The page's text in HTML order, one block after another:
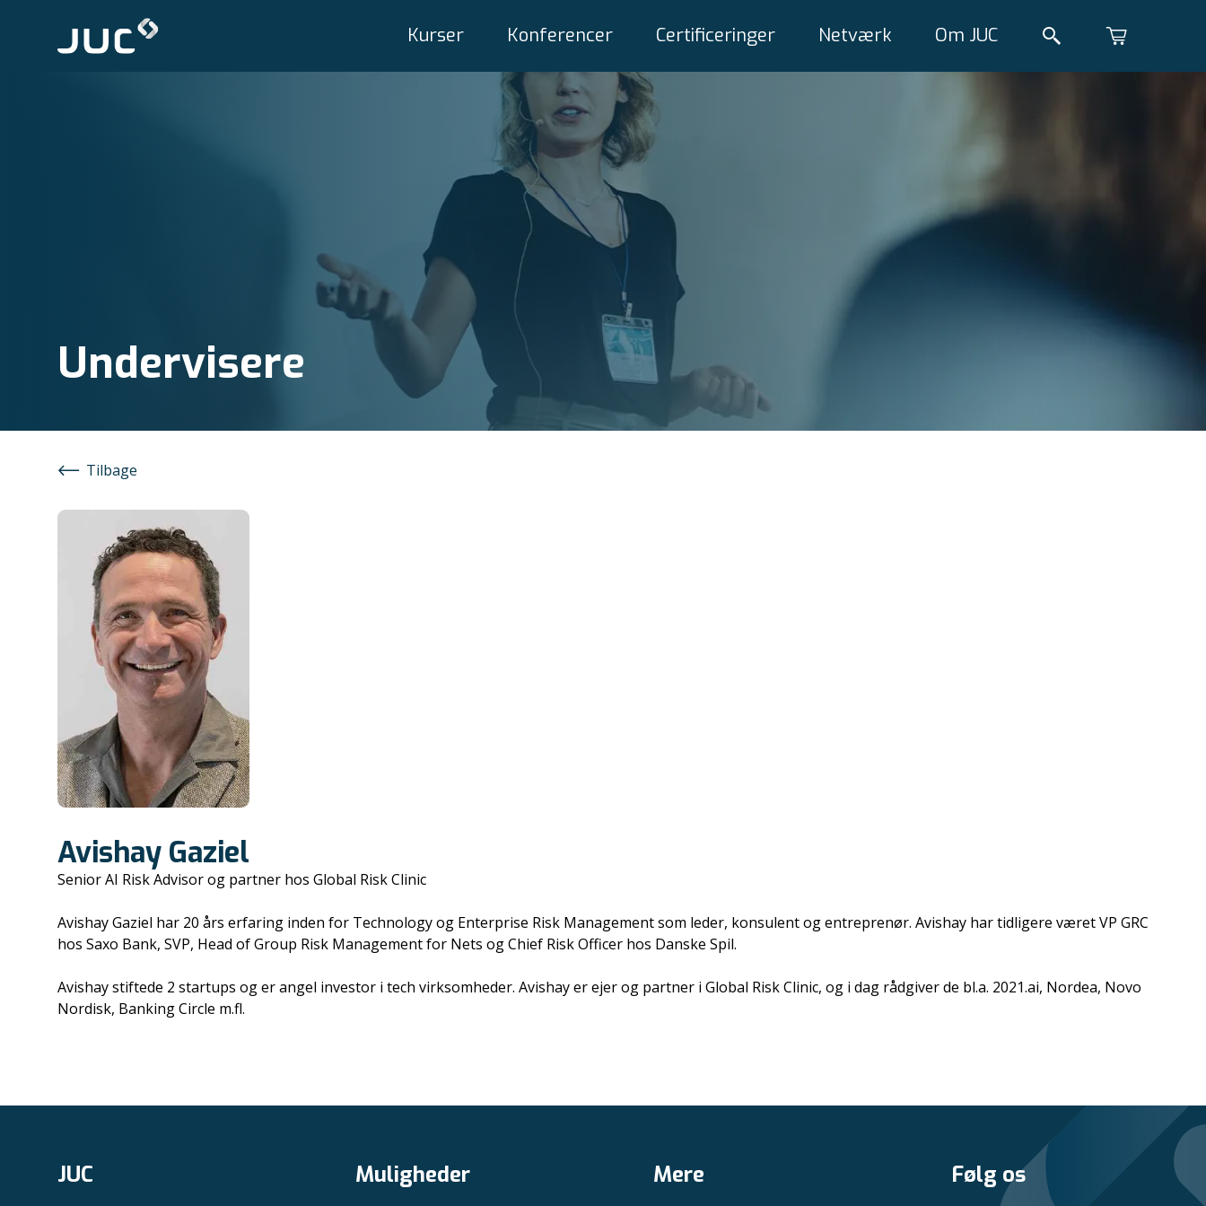
Kurser Konferencer Certificeringer Netværk Om JUC
Undervisere
Tilbage
Avishay Gaziel
Senior AI Risk Advisor og partner hos Global Risk Clinic
Avishay Gaziel har 20 års erfaring inden for Technology og Enterprise Risk Management som leder, konsulent og entreprenør. Avishay har tidligere været VP GRC
hos Saxo Bank, SVP, Head of Group Risk Management for Nets og Chief Risk Officer hos Danske Spil.
Avishay stiftede 2 startups og er angel investor i tech virksomheder. Avishay er ejer og partner i Global Risk Clinic, og i dag rådgiver de bl.a. 2021.ai, Nordea, Novo
Nordisk, Banking Circle m.fl.
JUC Muligheder Mere Følg os